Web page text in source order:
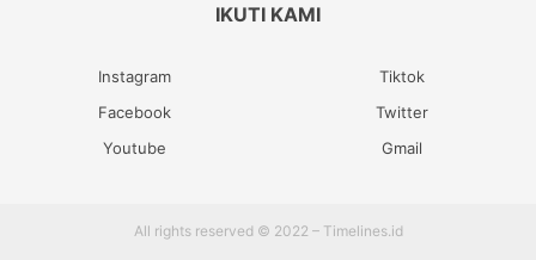
IKUTI KAMI
Instagram
Tiktok
Facebook
Twitter
Youtube
Gmail
All rights reserved © 2022 – Timelines.id